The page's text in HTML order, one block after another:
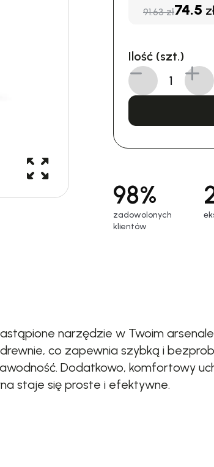
91.63 zł74.5 zł
Ilość (szt.)
98%
zadowolonych
klientów
narzędzie w Twoim
co zapewnia szybką i
Dodatkowo, komfortowy
staje się proste i efektywne.